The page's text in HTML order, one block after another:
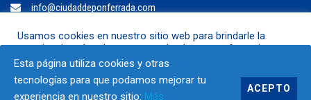
info@ciudaddeponferrada.com
2024 ©C.B. Ciudad de Ponferrrada
Usamos cookies en nuestro sitio web para brindarle la
experiencia más relevante recordando sus preferencias y
visitas repetidas. Al hacer clic en "Aceptar", acepta el uso de
TODAS las cookies.
Esta página utiliza cookies y otras
tecnologías para que podamos mejorar tu
experiencia en nuestro sitio: Más
ACEPTO